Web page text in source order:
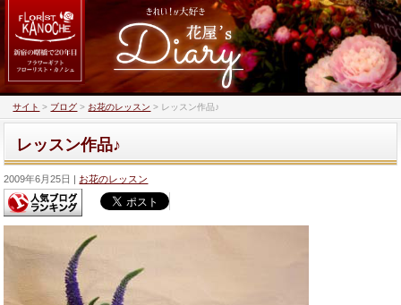
サイト > ブログ >お花のレッスン > レッスン作品♪
レッスン作品♪
2009年6月25日 お花のレッスン